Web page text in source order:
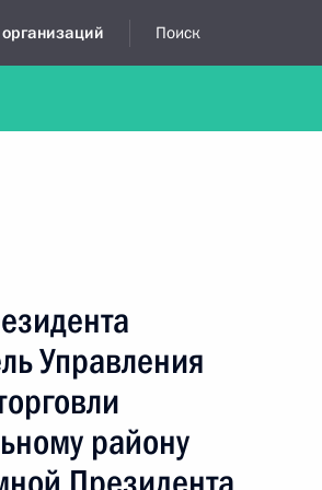
Поиск
форме
Управления
району